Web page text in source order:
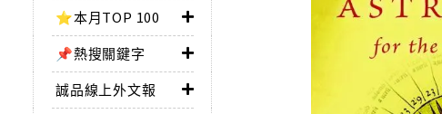
⭐本月TOP 100
📌熱搜關鍵字
誠品線上外文報